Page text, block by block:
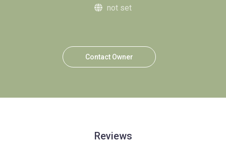
not set
Contact Owner
Reviews